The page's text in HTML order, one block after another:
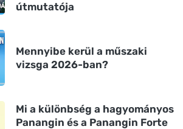
útmutatója
Mennyibe kerül a műszaki
vizsga 2026-ban?
Mi a különbség a hagyományos
Panangin és a Panangin Forte